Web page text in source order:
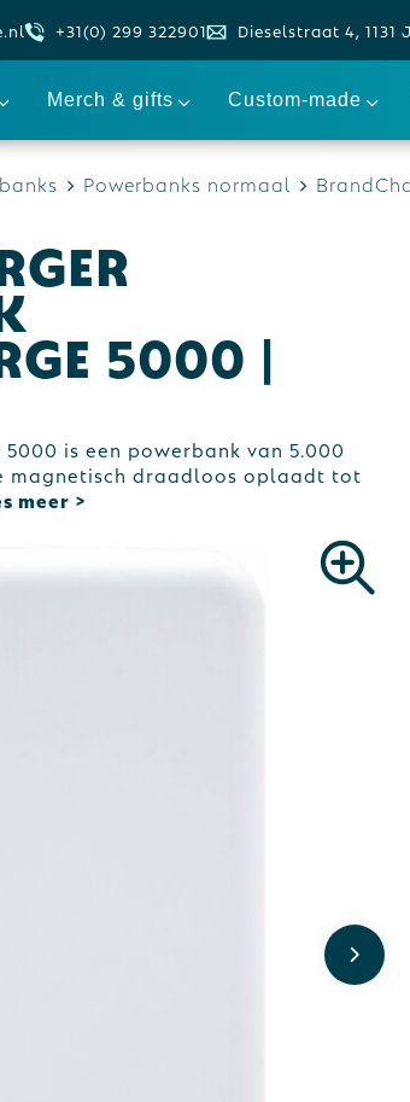
+31(0) 299 322901 Dieselstraat 4, 1131
Merch & gifts Custom-made
Powerbanks normaal
5000 |
is een powerbank van 5.000
magnetisch draadloos oplaadt tot